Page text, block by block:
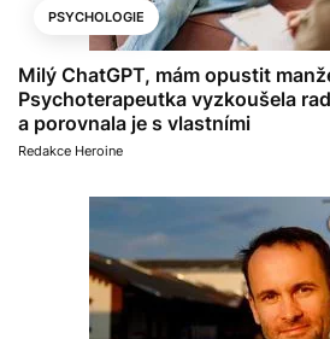
PSYCHOLOGIE
Milý ChatGPT, mám opustit
Psychoterapeutka vyzkoušela
a porovnala je s vlastními
Redakce Heroine